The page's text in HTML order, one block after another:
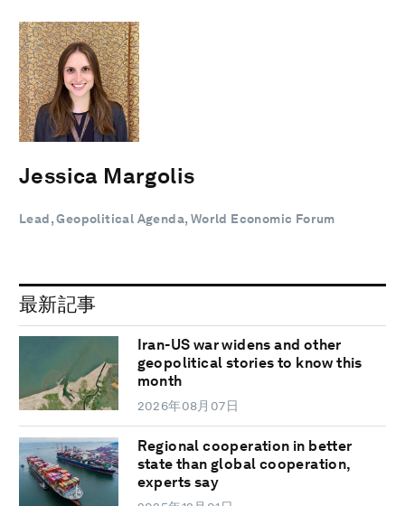
Jessica Margolis
Lead, Geopolitical Agenda, World Economic Forum
最新記事
Iran-US war widens and other
geopolitical stories to know this
month
2026年08月07日
Regional cooperation in better
state than global cooperation,
experts say